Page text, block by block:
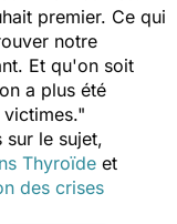
premier. Ce qui
notre
Et qu'on soit
a plus été
le sujet,
Thyroïde et
des crises